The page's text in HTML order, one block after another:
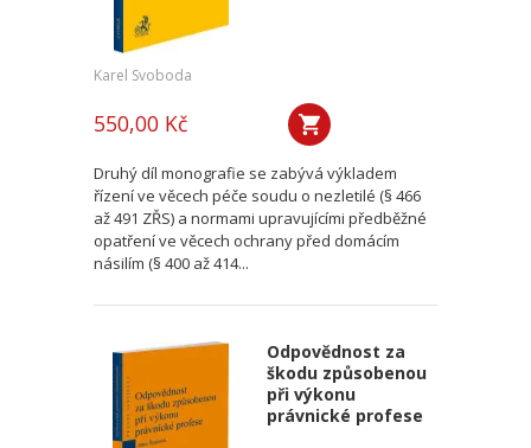
Karel Svoboda
550,00 Kč
Druhý díl monografie se zabývá výkladem
řízení ve věcech péče soudu o nezletilé (§ 466
až 491 ZŘS) a normami upravujícími předběžné
opatření ve věcech ochrany před domácím
násilím (§ 400 až 414...
Odpovědnost za
škodu způsobenou
při výkonu
právnické profese